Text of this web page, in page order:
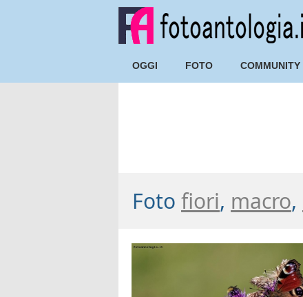
OGGI FOTO COMMUNITY
Foto fiori, macro,